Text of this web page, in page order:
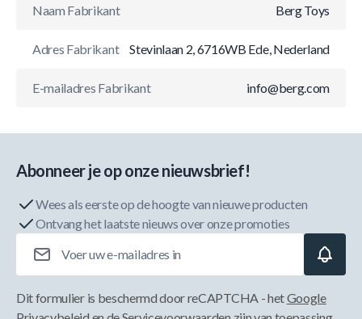
Naam Fabrikant Berg Toys
Adres Fabrikant Stevinlaan 2, 6716WB Ede, Nederland
E-mailadres Fabrikant info@berg.com
Abonneer je op onze nieuwsbrief!
Wees als eerste op de hoogte van nieuwe producten
Ontvang het laatste nieuws over onze promoties
Dit formulier is beschermd door reCAPTCHA - hetGoogle